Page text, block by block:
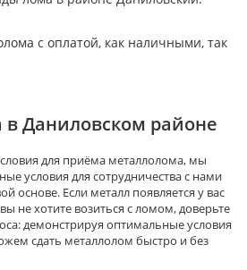
с оплатой, как наличными, так
Даниловском районе
для приёма металлолома, мы
условия для сотрудничества с нами
основе. Если металл появляется у вас
не хотите возиться с ломом, доверьте
демонстрируя оптимальные условия
сдать металлолом быстро и без